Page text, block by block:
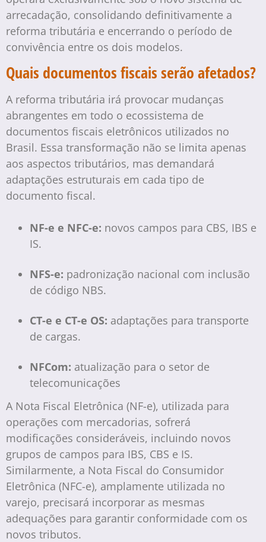
arrecadação, consolidando definitivamente a
reforma tributária e encerrando o período de
convivência entre os dois modelos.
Quais documentos fiscais serão afetados?
A reforma tributária irá provocar mudanças
abrangentes em todo o ecossistema de
documentos fiscais eletrônicos utilizados no
Brasil. Essa transformação não se limita apenas
aos aspectos tributários, mas demandará
adaptações estruturais em cada tipo de
documento fiscal.
NF-e e NFC-e: novos campos para CBS, IBS e
IS.
NFS-e: padronização nacional com inclusão
de código NBS.
CT-e e CT-e OS: adaptações para transporte
de cargas.
NFCom: atualização para o setor de
telecomunicações
A Nota Fiscal Eletrônica (NF-e), utilizada para
operações com mercadorias, sofrerá
modificações consideráveis, incluindo novos
grupos de campos para IBS, CBS e IS.
Similarmente, a Nota Fiscal do Consumidor
Eletrônica (NFC-e), amplamente utilizada no
varejo, precisará incorporar as mesmas
adequações para garantir conformidade com os
novos tributos.